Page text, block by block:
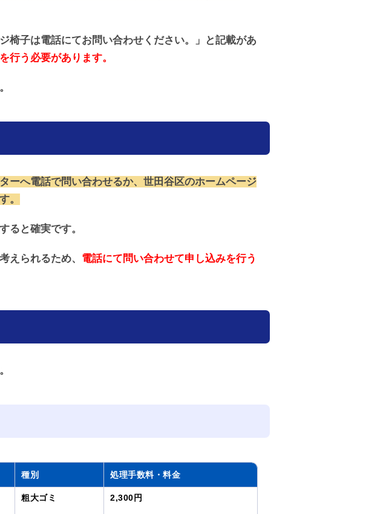
椅子は電話にてお問い合わせください。」と記載があ
行う必要があります。
ーへ電話で問い合わせるか、世田谷区のホームページ
。
ると確実です。
えられるため、 電話にて問い合わせて申し込みを行う
種別 処理手数料・料金
粗大ゴミ 2,300円